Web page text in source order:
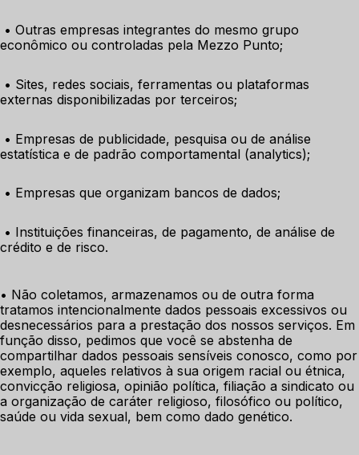
• Outras empresas integrantes do mesmo grupo
econômico ou controladas pela Mezzo Punto;
• Sites, redes sociais, ferramentas ou plataformas
externas disponibilizadas por terceiros;
• Empresas de publicidade, pesquisa ou de análise
estatística e de padrão comportamental (analytics);
• Empresas que organizam bancos de dados;
• Instituições financeiras, de pagamento, de análise de
crédito e de risco.
• Não coletamos, armazenamos ou de outra forma
tratamos intencionalmente dados pessoais excessivos ou
desnecessários para a prestação dos nossos serviços. Em
função disso, pedimos que você se abstenha de
compartilhar dados pessoais sensíveis conosco, como por
exemplo, aqueles relativos à sua origem racial ou étnica,
convicção religiosa, opinião política, filiação a sindicato ou
a organização de caráter religioso, filosófico ou político,
saúde ou vida sexual, bem como dado genético.